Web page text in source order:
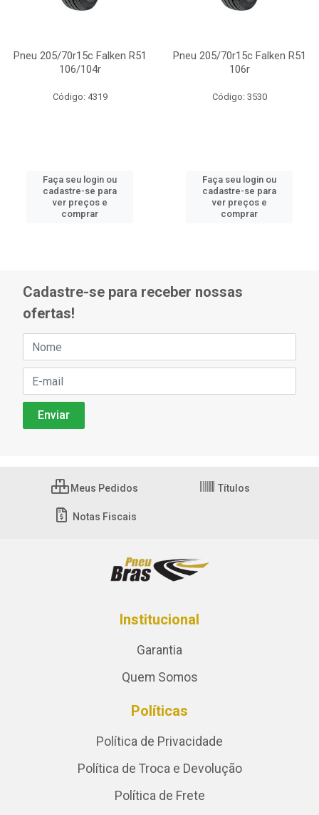
Pneu 205/70r15c Falken R51
106/104r
Código: 4319
Faça seu login ou
cadastre-se para
ver preços e
comprar
Pneu 205/70r15c Falken R51
106r
Código: 3530
Faça seu login ou
cadastre-se para
ver preços e
comprar
Cadastre-se para receber nossas
ofertas!
Meus Pedidos Títulos
Notas Fiscais
Institucional
Garantia
Quem Somos
Políticas
Política de Privacidade
Política de Troca e Devolução
Política de Frete